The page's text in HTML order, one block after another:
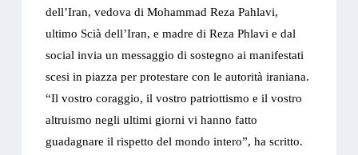
dell’Iran, vedova di Mohammad Reza Pahlavi,
ultimo Scià dell’Iran, e madre di Reza Phlavi e dal
social invia un messaggio di sostegno ai manifestati
scesi in piazza per protestare con le autorità iraniana.
“Il vostro coraggio, il vostro patriottismo e il vostro
altruismo negli ultimi giorni vi hanno fatto
guadagnare il rispetto del mondo intero”, ha scritto.